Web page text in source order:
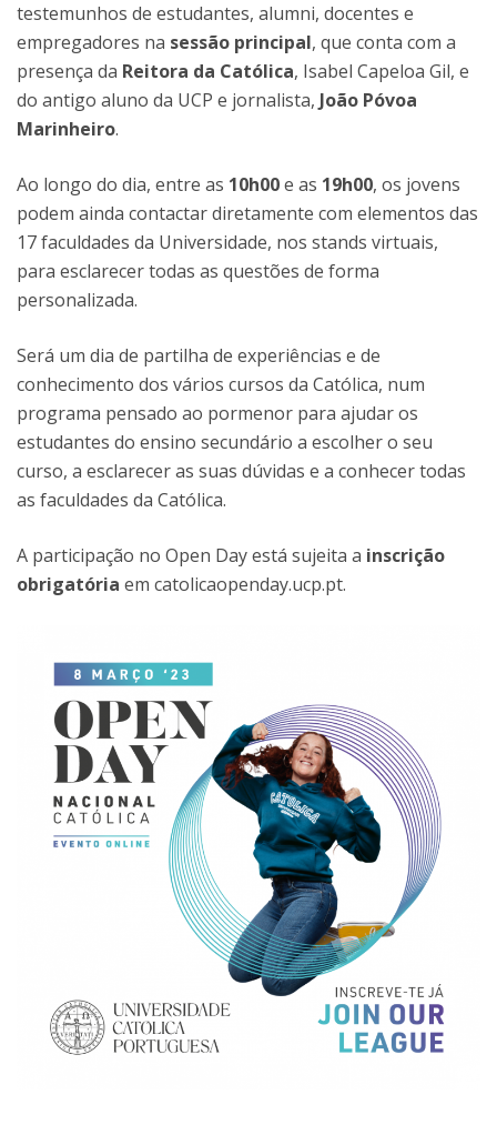
testemunhos de estudantes, alumni, docentes e
empregadores na sessão principal, que conta com a
presença da Reitora da Católica, Isabel Capeloa Gil, e
do antigo aluno da UCP e jornalista, João Póvoa
Marinheiro.
Ao longo do dia, entre as 10h00e as 19h00, os jovens
podem ainda contactar diretamente com elementos das
17 faculdades da Universidade, nos stands virtuais,
para esclarecer todas as questões de forma
personalizada.
Será um dia de partilha de experiências e de
conhecimento dos vários cursos da Católica, num
programa pensado ao pormenor para ajudar os
estudantes do ensino secundário a escolher o seu
curso, a esclarecer as suas dúvidas e a conhecer todas
as faculdades da Católica.
A participação no Open Day está sujeita a inscrição
obrigatória em catolicaopenday.ucp.pt.